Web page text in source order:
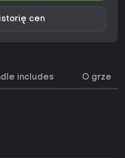
cen
includes O grze